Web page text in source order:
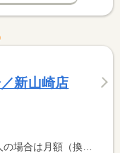
新山崎店
の場合は時間額を表示しています。